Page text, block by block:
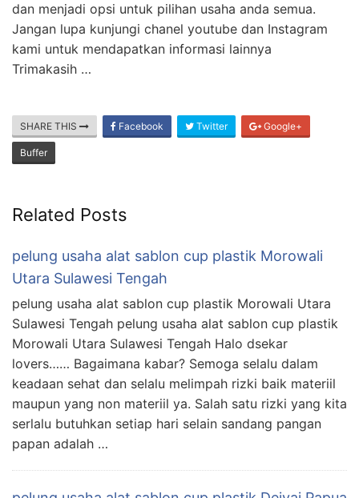
dan menjadi opsi untuk pilihan usaha anda semua.
Jangan lupa kunjungi chanel youtube dan Instagram
kami untuk mendapatkan informasi lainnya
Trimakasih …
SHARE THIS Facebook Twitter Google+
Buffer
Related Posts
pelung usaha alat sablon cup plastik Morowali
Utara Sulawesi Tengah
pelung usaha alat sablon cup plastik Morowali Utara
Sulawesi Tengah pelung usaha alat sablon cup plastik
Morowali Utara Sulawesi Tengah Halo dsekar
lovers…… Bagaimana kabar? Semoga selalu dalam
keadaan sehat dan selalu melimpah rizki baik materiil
maupun yang non materiil ya. Salah satu rizki yang kita
serlalu butuhkan setiap hari selain sandang pangan
papan adalah …